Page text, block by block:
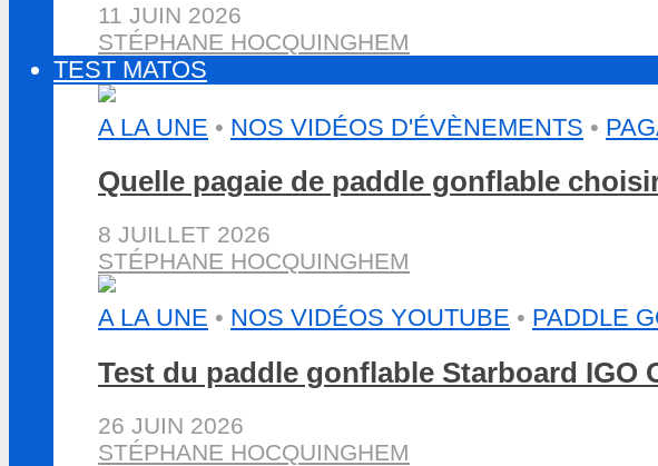
11 JUIN 2026
STÉPHANE HOCQUINGHEM
TEST MATOS
A LA UNE • NOS VIDÉOS D'ÉVÈNEMENTS •
Quelle pagaie de paddle gonflable
8 JUILLET 2026
STÉPHANE HOCQUINGHEM
A LA UNE • NOS VIDÉOS YOUTUBE • PADDLE
Test du paddle gonflable Starboard IGO
26 JUIN 2026
STÉPHANE HOCQUINGHEM